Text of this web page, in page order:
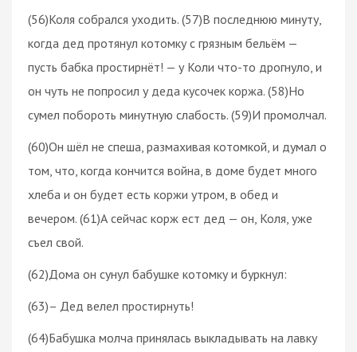
(56)Коля собрался уходить. (57)В последнюю минуту,
когда дед протянул котомку с грязным бельём —
пусть бабка простирнёт! — у Коли что-то дрогнуло, и
он чуть не попросил у деда кусочек коржа. (58)Но
сумел побороть минутную слабость. (59)И промолчал.
(60)Он шёл не спеша, размахивая котомкой, и думал о
том, что, когда кончится война, в доме будет много
хлеба и он будет есть коржи утром, в обед и
вечером. (61)А сейчас корж ест дед — он, Коля, уже
съел свой.
(62)Дома он сунул бабушке котомку и буркнул:
(63)– Дед велел простирнуть!
(64)Бабушка молча принялась выкладывать на лавку